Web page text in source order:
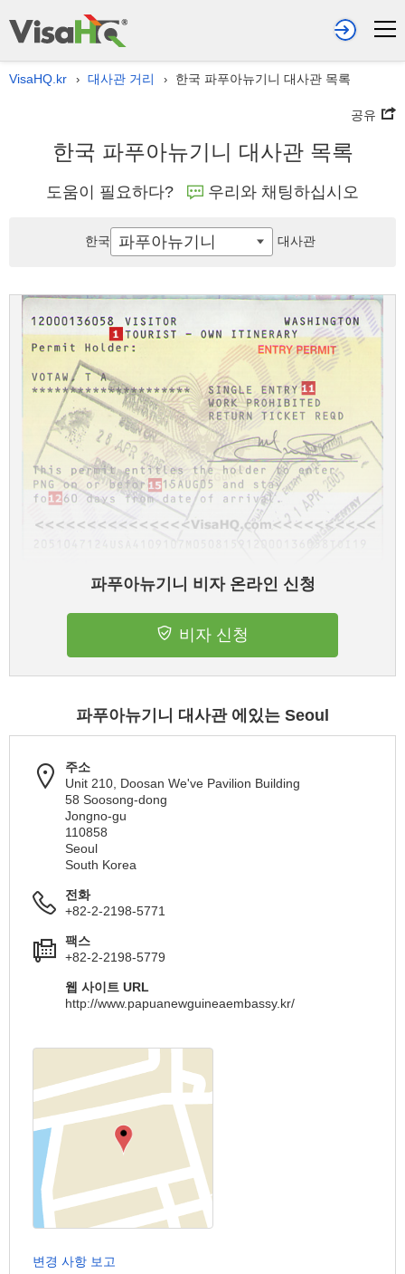
VisaHQ.kr › 대사관 거리 › 한국 파푸아뉴기니 대사관 목록
공유
한국 파푸아뉴기니 대사관 목록
도움이 필요하다? 우리와 채팅하십시오
파푸아뉴기니 비자 온라인 신청
비자 신청
파푸아뉴기니 대사관 에있는 Seoul
주소
Unit 210, Doosan We've Pavilion Building
58 Soosong-dong
Jongno-gu
110858
Seoul
South Korea
전화
+82-2-2198-5771
팩스
+82-2-2198-5779
웹 사이트 URL
http://www.papuanewguineaembassy.kr/
변경 사항 보고
한국 파푸아뉴기니 대사관